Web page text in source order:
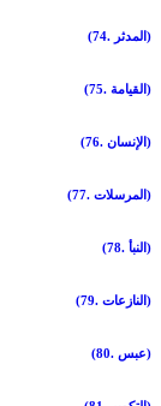
(74. المدثر)
(75. القيامة)
(76. الإنسان)
(77. المرسلات)
(78. النبأ)
(79. النازعات)
(80. عبس)